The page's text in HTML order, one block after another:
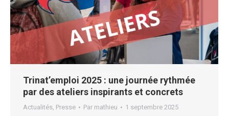
Trinat’emploi 2025 : une journée rythmée
par des ateliers inspirants et concrets
Actualités, Presse Par mathieu 1 septembre 2025